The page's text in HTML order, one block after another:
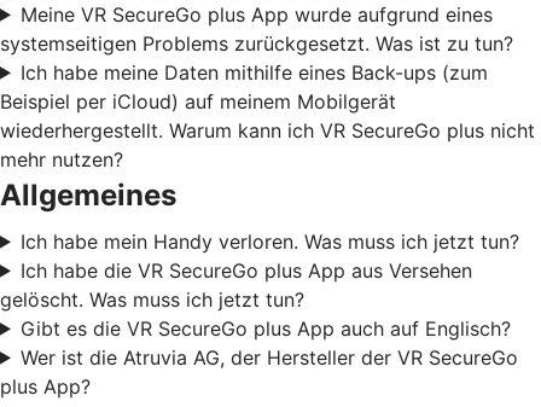
Meine VR SecureGo plus App wurde aufgrund eines
systemseitigen Problems zurückgesetzt. Was ist zu tun?
Ich habe meine Daten mithilfe eines Back-ups (zum
Beispiel per iCloud) auf meinem Mobilgerät
wiederhergestellt. Warum kann ich VR SecureGo plus nicht
mehr nutzen?
Allgemeines
Ich habe mein Handy verloren. Was muss ich jetzt tun?
Ich habe die VR SecureGo plus App aus Versehen
gelöscht. Was muss ich jetzt tun?
Gibt es die VR SecureGo plus App auch auf Englisch?
Wer ist die Atruvia AG, der Hersteller der VR SecureGo
plus App?